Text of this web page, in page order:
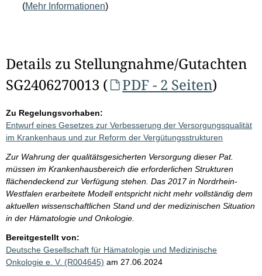
(Mehr Informationen)
Details zu Stellungnahme/Gutachten
SG2406270013 (
PDF - 2 Seiten)
Zu Regelungsvorhaben:
Entwurf eines Gesetzes zur Verbesserung der Versorgungsqualität
im Krankenhaus und zur Reform der Vergütungsstrukturen
Zur Wahrung der qualitätsgesicherten Versorgung dieser Pat.
müssen im Krankenhausbereich die erforderlichen Strukturen
flächendeckend zur Verfügung stehen. Das 2017 in Nordrhein-
Westfalen erarbeitete Modell entspricht nicht mehr vollständig dem
aktuellen wissenschaftlichen Stand und der medizinischen Situation
in der Hämatologie und Onkologie.
Bereitgestellt von:
Deutsche Gesellschaft für Hämatologie und Medizinische
Onkologie e. V. (R004645) am 27.06.2024